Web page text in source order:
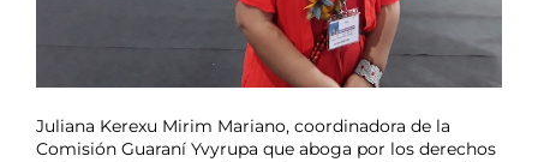
Juliana Kerexu Mirim Mariano, coordinadora de la
Comisión Guaraní Yvyrupa que aboga por los derechos